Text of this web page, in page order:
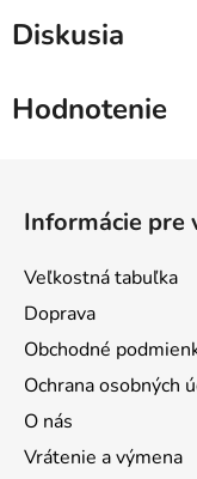
Diskusia
Hodnotenie
Informácie pre
Veľkostná tabuľka
Doprava
Obchodné
Ochrana osobných
O nás
Vrátenie a výmena